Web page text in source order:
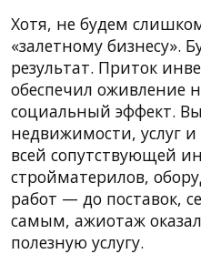
Хотя, не будем
«залетному бизнесу».
результат. Приток
обеспечил оживление
социальный эффект.
недвижимости, услуг
всей сопутствующей
стройматерилов,
работ — до поставок,
самым, ажиотаж
полезную услугу.